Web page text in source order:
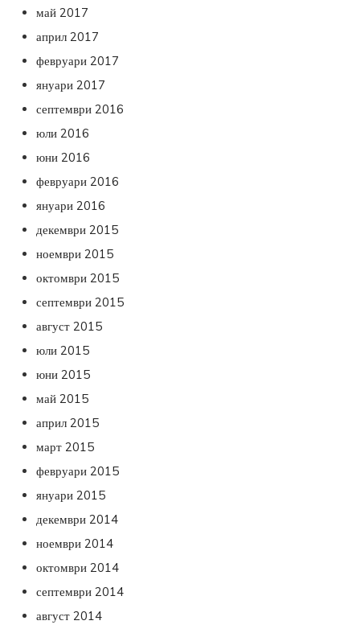
май 2017
април 2017
февруари 2017
януари 2017
септември 2016
юли 2016
юни 2016
февруари 2016
януари 2016
декември 2015
ноември 2015
октомври 2015
септември 2015
август 2015
юли 2015
юни 2015
май 2015
април 2015
март 2015
февруари 2015
януари 2015
декември 2014
ноември 2014
октомври 2014
септември 2014
август 2014